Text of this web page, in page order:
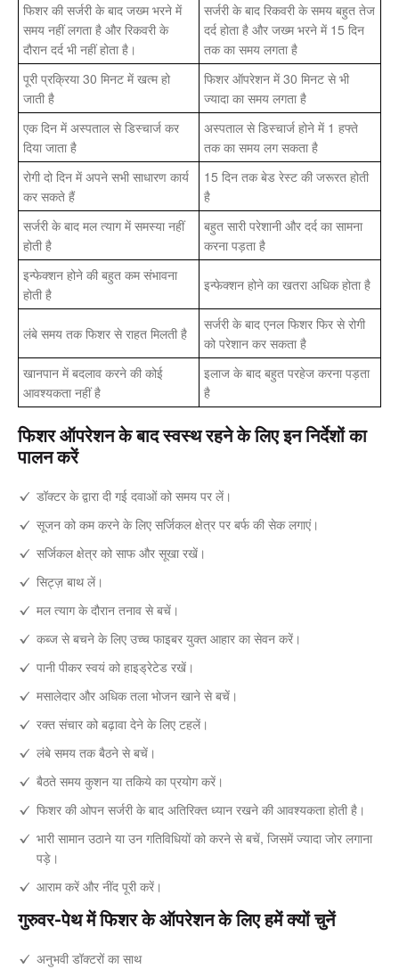
फिशर की सर्जरी के बाद जख्म भरने में
समय नहीं लगता है और रिकवरी के
दौरान दर्द भी नहीं होता है।
सर्जरी के बाद रिकवरी के समय बहुत तेज
दर्द होता है और जख्म भरने में 15 दिन
तक का समय लगता है
पूरी प्रक्रिया 30 मिनट में खत्म हो
जाती है
फिशर ऑपरेशन में 30 मिनट से भी
ज्यादा का समय लगता है
एक दिन में अस्पताल से डिस्चार्ज कर
दिया जाता है
अस्पताल से डिस्चार्ज होने में 1 हफ्ते
तक का समय लग सकता है
रोगी दो दिन में अपने सभी साधारण कार्य
कर सकते हैं
15 दिन तक बेड रेस्ट की जरूरत होती
है
सर्जरी के बाद मल त्याग में समस्या नहीं
होती है
बहुत सारी परेशानी और दर्द का सामना
करना पड़ता है
इन्फेक्शन होने की बहुत कम संभावना
होती है
इन्फेक्शन होने का खतरा अधिक होता है
लंबे समय तक फिशर से राहत मिलती है
सर्जरी के बाद एनल फिशर फिर से रोगी
को परेशान कर सकता है
खानपान में बदलाव करने की कोई
आवश्यकता नहीं है
इलाज के बाद बहुत परहेज करना पड़ता
है
फिशर ऑपरेशन के बाद स्वस्थ रहने के लिए इन निर्देशों का
पालन करें
डॉक्टर के द्वारा दी गई दवाओं को समय पर लें।
सूजन को कम करने के लिए सर्जिकल क्षेत्र पर बर्फ की सेक लगाएं।
सर्जिकल क्षेत्र को साफ और सूखा रखें।
सिट्ज़ बाथ लें।
मल त्याग के दौरान तनाव से बचें।
कब्ज से बचने के लिए उच्च फाइबर युक्त आहार का सेवन करें।
पानी पीकर स्वयं को हाइड्रेटेड रखें।
मसालेदार और अधिक तला भोजन खाने से बचें।
रक्त संचार को बढ़ावा देने के लिए टहलें।
लंबे समय तक बैठने से बचें।
बैठते समय कुशन या तकिये का प्रयोग करें।
फिशर की ओपन सर्जरी के बाद अतिरिक्त ध्यान रखने की आवश्यकता होती है।
भारी सामान उठाने या उन गतिविधियों को करने से बचें, जिसमें ज्यादा जोर लगाना
पड़े।
आराम करें और नींद पूरी करें।
गुरुवर-पेथ में फिशर के ऑपरेशन के लिए हमें क्यों चुनें
अनुभवी डॉक्टरों का साथ